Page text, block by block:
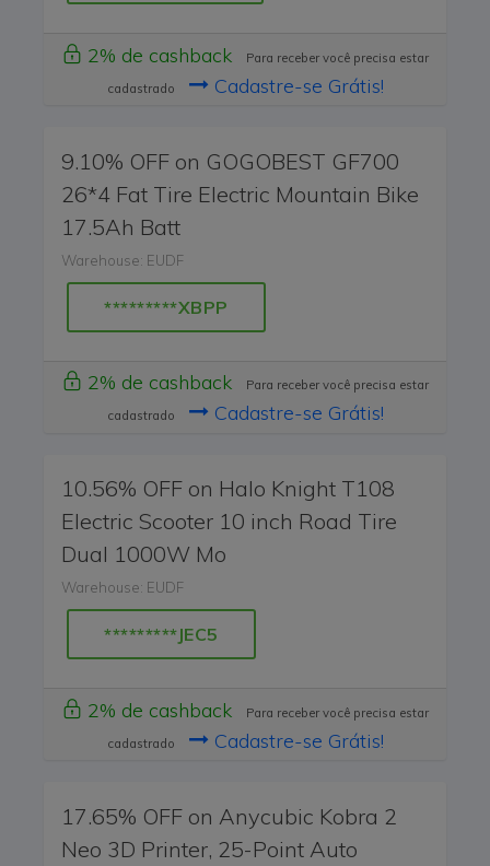
2% de cashback
Para receber você precisa estar
cadastrado
Cadastre-se Grátis!
9.10% OFF on GOGOBEST GF700
26*4 Fat Tire Electric Mountain Bike
17.5Ah Batt
Warehouse: EUDF
*********XBPP
2% de cashback
Para receber você precisa estar
cadastrado
Cadastre-se Grátis!
10.56% OFF on Halo Knight T108
Electric Scooter 10 inch Road Tire
Dual 1000W Mo
Warehouse: EUDF
*********JEC5
2% de cashback
Para receber você precisa estar
cadastrado
Cadastre-se Grátis!
17.65% OFF on Anycubic Kobra 2
Neo 3D Printer, 25-Point Auto